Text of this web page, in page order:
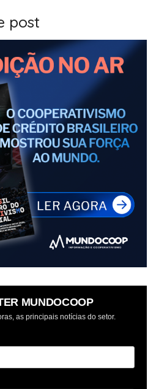
post
MUNDOCOOP
as principais notícias do setor.